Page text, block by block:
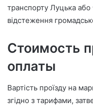
транспорту Луцька або
відстеження
Стоимость
оплаты
Вартість проїзду на
згідно з тарифами,